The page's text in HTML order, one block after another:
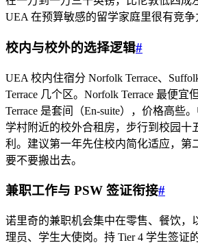
UEA 在预算敏感的留学家庭里很有竞争
校内与校外的选择逻辑#
UEA 校内住宿分 Norfolk Terrace、
Terrace 几个区。Norfolk Terrace 最便宜
Terrace 是套间（En-suite），价格高些
学村附近的校外合租房，步行到校园十
利。建议第一年先住校内简化适应，第
要不要搬出去。
兼职工作与 PSW 签证衔接#
诺里奇的兼职机会集中在零售、餐饮，
理员、学生大使岗。持 Tier 4 学生签证